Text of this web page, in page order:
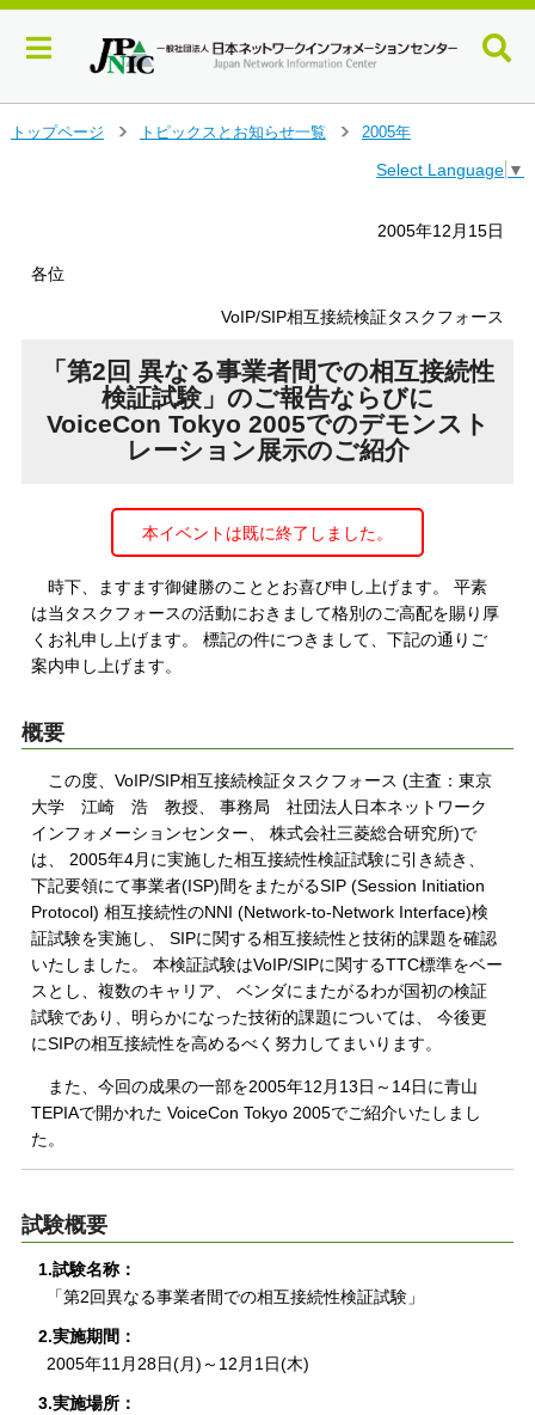
トップページ
トピックスとお知らせ一覧
2005年
Select Language ▼
2005年12月15日
各位
VoIP/SIP相互接続検証タスクフォース
「第2回 異なる事業者間での相互接続性
検証試験」のご報告ならびに
VoiceCon Tokyo 2005でのデモンスト
レーション展示のご紹介
本イベントは既に終了しました。
時下、ますます御健勝のこととお喜び申し上げます。 平素
は当タスクフォースの活動におきまして格別のご高配を賜り厚
くお礼申し上げます。 標記の件につきまして、下記の通りご
案内申し上げます。
概要
この度、VoIP/SIP相互接続検証タスクフォース (主査：東京
大学 江崎 浩 教授、 事務局 社団法人日本ネットワーク
インフォメーションセンター、 株式会社三菱総合研究所)で
は、 2005年4月に実施した相互接続性検証試験に引き続き、
下記要領にて事業者(ISP)間をまたがるSIP (Session Initiation
Protocol) 相互接続性のNNI (Network-to-Network Interface)検
証試験を実施し、 SIPに関する相互接続性と技術的課題を確認
いたしました。 本検証試験はVoIP/SIPに関するTTC標準をベー
スとし、複数のキャリア、 ベンダにまたがるわが国初の検証
試験であり、明らかになった技術的課題については、 今後更
にSIPの相互接続性を高めるべく努力してまいります。
また、今回の成果の一部を2005年12月13日～14日に青山
TEPIAで開かれた VoiceCon Tokyo 2005でご紹介いたしまし
た。
試験概要
1.試験名称：
「第2回異なる事業者間での相互接続性検証試験」
2.実施期間：
2005年11月28日(月)～12月1日(木)
3.実施場所：